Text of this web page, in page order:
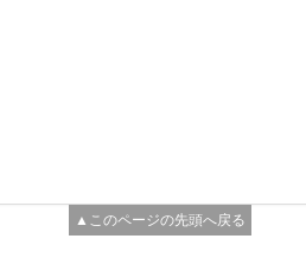
▲このページの先頭へ戻る